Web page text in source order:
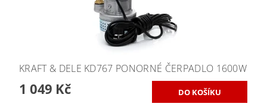
KRAFT & DELE KD767 PONORNÉ ČERPADLO 1600W
1 049 Kč